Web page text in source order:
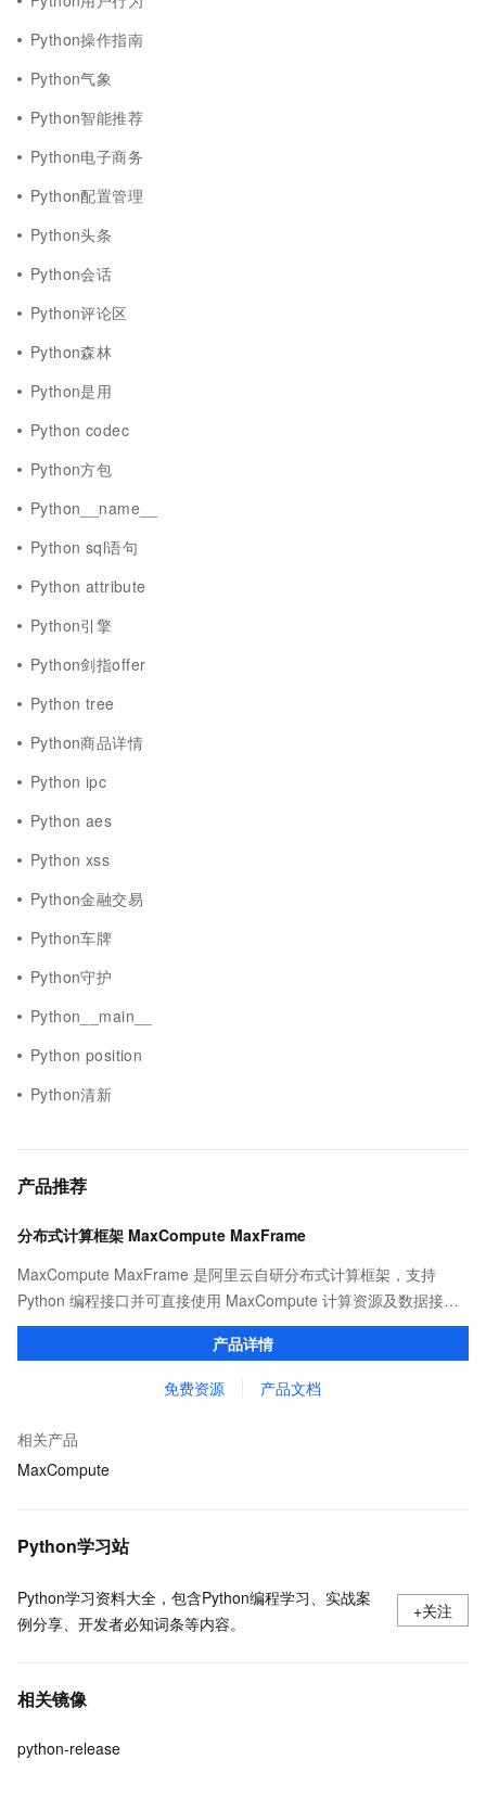
Python操作指南
Python气象
Python智能推荐
Python电子商务
Python配置管理
Python头条
Python会话
Python评论区
Python森林
Python是用
Python codec
Python方包
Python__name__
Python sql语句
Python attribute
Python引擎
Python剑指offer
Python tree
Python商品详情
Python ipc
Python aes
Python xss
Python金融交易
Python车牌
Python守护
Python__main__
Python position
Python清新
产品推荐
分布式计算框架 MaxCompute MaxFrame
MaxCompute MaxFrame 是阿里云自研分布式计算框架，支持
Python 编程接口并可直接使用 MaxCompute 计算资源及数据接
口，与 MaxCompute Notebook、镜像管理等功能共同构成
MaxCompute 完整 Python 开发生态。
产品详情
免费资源 产品文档
相关产品
MaxCompute
Python学习站
Python学习资料大全，包含Python编程学习、实战案
例分享、开发者必知词条等内容。
+关注
相关镜像
python-release